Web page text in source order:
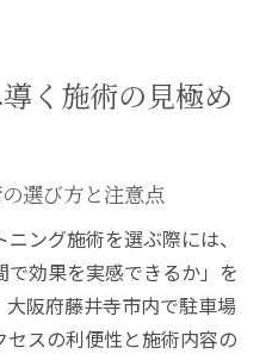
く施術の見極め
選び方と注意点
ング施術を選ぶ際には、
効果を実感できるか」を
阪府藤井寺市内で駐車場
スの利便性と施術内容の